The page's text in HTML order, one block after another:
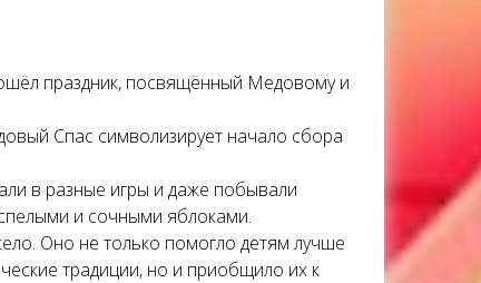
праздник, посвящённый Медовому и
Спас символизирует начало сбора
в разные игры и даже побывали
и сочными яблоками.
Оно не только помогло детям лучше
традиции, но и приобщило их к